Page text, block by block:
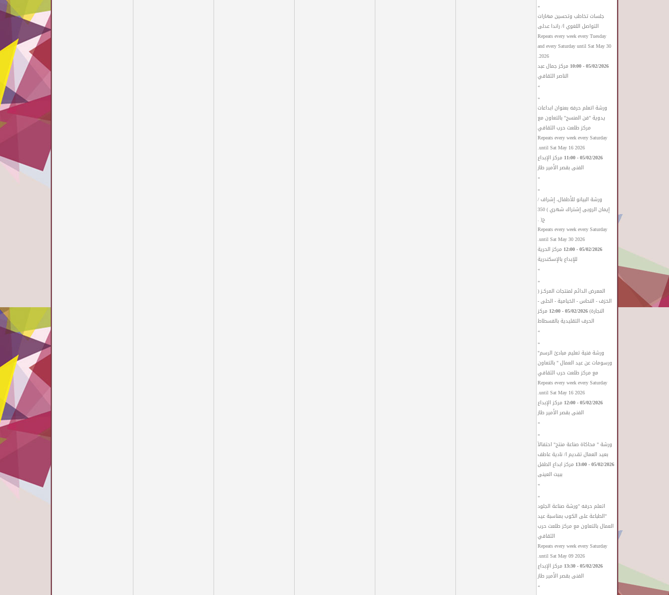
«
جلسات تخاطب وتحسين مهارات
التواصل اللغوي ا/ راندا عدلى
Repeats every week every Tuesday
and every Saturday until Sat May 30
2026.
05/02/2026 - 10:00
مركز جمال عبد
الناصر الثقافي
»
«
ورشة اتعلم حرفه بعنوان ابداعات
يدوية "فن المنسج" بالتعاون مع
مركز طلعت حرب الثقافي
Repeats every week every Saturday
until Sat May 16 2026.
05/02/2026 - 11:00
مركز الإبداع
الفنى بقصر الأمير طاز
»
«
ورشة البيانو للأطفال، إشراف /
إيمان الروبى إشتراك شهري ) 350
ج( .
Repeats every week every Saturday
until Sat May 30 2026.
05/02/2026 - 12:00
مركز الحرية
للإبداع بالإسكندرية
»
«
المعرض الدائم لمنتجات المركـز (
الخزف - النحاس - الخيامية - الحلى -
النجارة)05/02/2026 - 12:00
مركز
الحرف التقليدية بالفسطاط
»
«
ورشة فنية تعليم مبادئ الرسم"
ورسومات عن عيد العمال " بالتعاون
مع مركز طلعت حرب الثقافي
Repeats every week every Saturday
until Sat May 16 2026.
05/02/2026 - 12:00
مركز الإبداع
الفنى بقصر الأمير طاز
»
«
ورشة " محاكاة صناعة منتج" احتفالاً
بعيد العمال تقديم ا/ نادية عاطف
05/02/2026 - 13:00
مركز ابداع الطفل
ببيت العينى
»
«
اتعلم حرفه "ورشة صناعة الجلود
"الطباعة على الكوب بمناسبة عيد
العمال بالتعاون مع مركز طلعت حرب
الثقافي
Repeats every week every Saturday
until Sat May 09 2026.
05/02/2026 - 13:30
مركز الإبداع
الفنى بقصر الأمير طاز
»